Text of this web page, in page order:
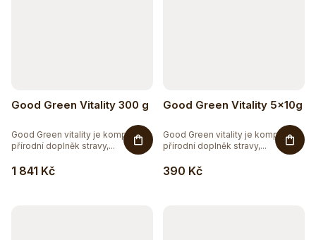
Good Green Vitality 300 g
1 841 Kč
Good Green vitality je komplexní
přírodní doplněk stravy,...
Good Green Vitality 5x10g
390 Kč
Good Green vitality je komplexní
přírodní doplněk stravy,...